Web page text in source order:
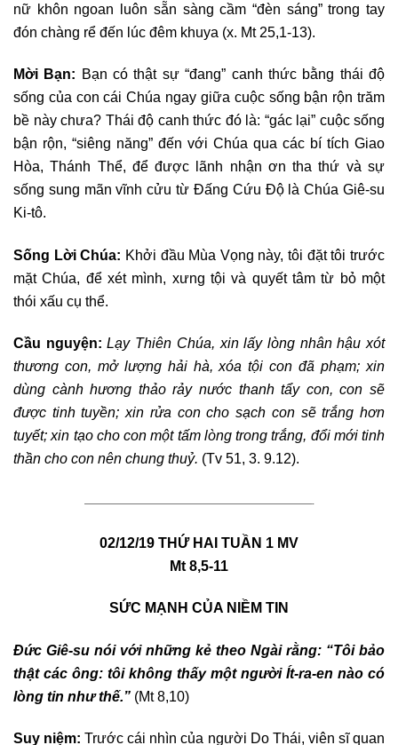
nữ khôn ngoan luôn sẵn sàng cầm “đèn sáng” trong tay
đón chàng rể đến lúc đêm khuya (x. Mt 25,1-13).
Mời Bạn: Bạn có thật sự “đang” canh thức bằng thái độ
sống của con cái Chúa ngay giữa cuộc sống bận rộn trăm
bề này chưa? Thái độ canh thức đó là: “gác lại” cuộc sống
bận rộn, “siêng năng” đến với Chúa qua các bí tích Giao
Hòa, Thánh Thể, để được lãnh nhận ơn tha thứ và sự
sống sung mãn vĩnh cửu từ Đấng Cứu Độ là Chúa Giê-su
Ki-tô.
Sống Lời Chúa: Khởi đầu Mùa Vọng này, tôi đặt tôi trước
mặt Chúa, để xét mình, xưng tội và quyết tâm từ bỏ một
thói xấu cụ thể.
Cầu nguyện: Lạy Thiên Chúa, xin lấy lòng nhân hậu xót
thương con, mở lượng hải hà, xóa tội con đã phạm; xin
dùng cành hương thảo rảy nước thanh tẩy con, con sẽ
được tinh tuyền; xin rửa con cho sạch con sẽ trắng hơn
tuyết; xin tạo cho con một tấm lòng trong trắng, đổi mới tinh
thần cho con nên chung thuỷ. (Tv 51, 3. 9.12).
————————————————————————————————-
02/12/19 THỨ HAI TUẦN 1 MV
Mt 8,5-11
SỨC MẠNH CỦA NIỀM TIN
Đức Giê-su nói với những kẻ theo Ngài rằng: “Tôi bảo
thật các ông: tôi không thấy một người Ít-ra-en nào có
lòng tin như thế.” (Mt 8,10)
Suy niệm: Trước cái nhìn của người Do Thái, viên sĩ quan